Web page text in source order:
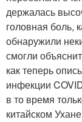
держалась
головная боль,
обнаружили
смогли
как теперь
инфекции
в то время
китайском